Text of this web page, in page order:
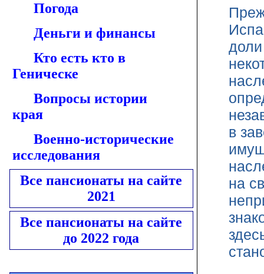
Погода
Деньги и финансы
Кто есть кто в
Геническе
Вопросы истории
края
Военно-исторические
исследования
Все пансионаты на сайте
2021
Все пансионаты на сайте
до 2022 года
доли
в
на